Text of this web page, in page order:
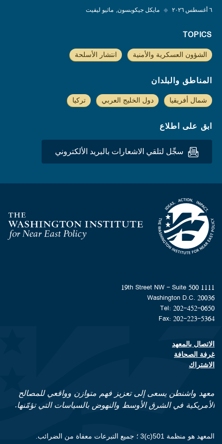
٦ أغسطس ٢٠٢٦ ◆ مايكل جيكوبسون ماثيو ليفيت
TOPICS
الشؤون العسكرية والأمنية انتشار الأسلحة
المناطق والبلدان
شمال أفريقيا دول الخليج العربي تركيا
ابق على اطلاع
سجِّل لتلقي الاشعارات بالبريد الألكتروني
Homepage
1111 19th Street NW - Suite 500
Washington D.C. 20036
Tel: 202-452-0650
Fax: 202-223-5364
Footer contact links
الاتصال بالمعهد
غرفة الصحافة
الاشتراك
معهد واشنطن يسعى إلى تعزيز فهم متوازن وواقعي للمصالح
الأمريكية في الشرق الأوسط والنهوض بالسياسات التي تؤمّنها.
المعهد هو منظمة 501(c)3 ؛ جميع التبرعات معفاة من الضرائب.